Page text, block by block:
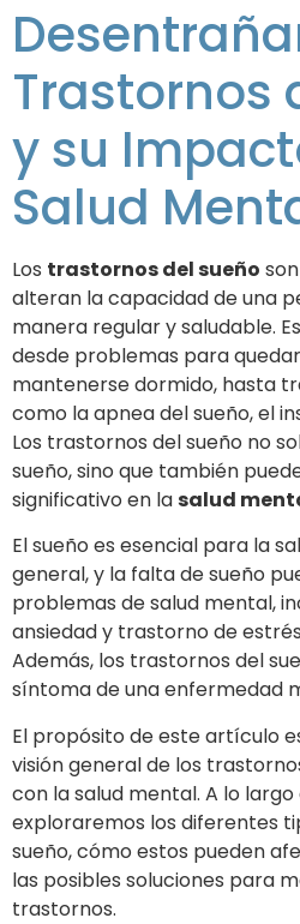
Trastornos
y su
Salud
Los trastornos del sueño
alteran la capacidad de una
manera regular y saludable.
desde problemas para
mantenerse dormido, hasta
como la apnea del sueño, el
Los trastornos del sueño no
sueño, sino que también
significativo en lasalud
El sueño es esencial para la
general, y la falta de sueño
problemas de salud mental,
ansiedad y trastorno de
Además, los trastornos del
síntoma de una enfermedad
El propósito de este artículo
visión general de los
con la salud mental. A lo
exploraremos los diferentes
sueño, cómo estos pueden
las posibles soluciones para
trastornos.